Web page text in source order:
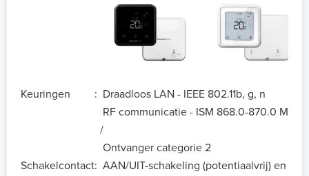
Keuringen : Draadloos LAN - IEEE 802.11b, g, n
RF communicatie - ISM 868.0-870.0 MHz
/
Ontvanger categorie 2
Schakelcontact: AAN/UIT-schakeling (potentiaalvrij) en